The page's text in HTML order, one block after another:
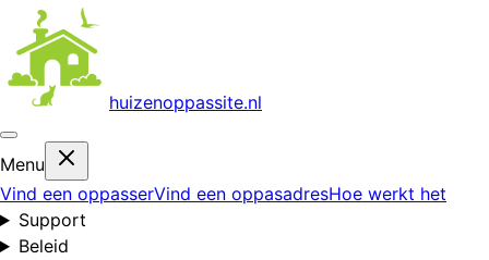
huizenoppassite.nl
Menu
Vind een oppasserVind een oppasadresHoe werkt het
Support
Beleid